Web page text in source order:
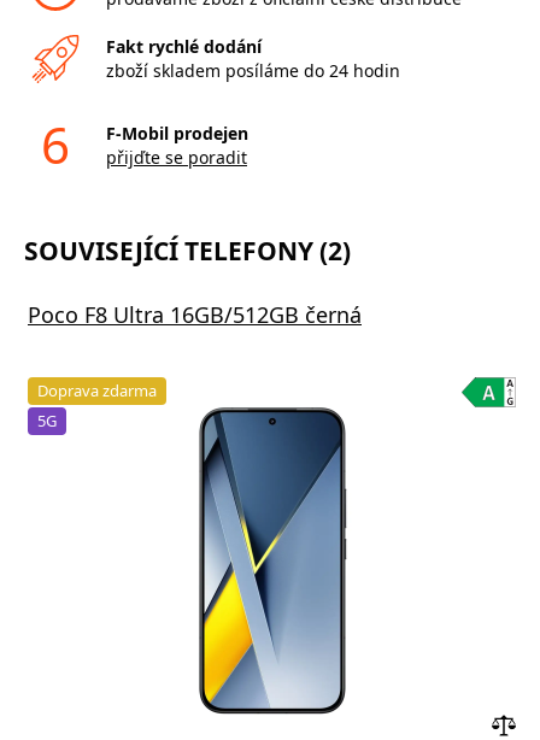
Fakt rychlé dodání
zboží skladem posíláme do 24 hodin
6
F-Mobil prodejen
přijďte se poradit
SOUVISEJÍCÍ TELEFONY (2)
Poco F8 Ultra 16GB/512GB černá
Doprava zdarma
5G